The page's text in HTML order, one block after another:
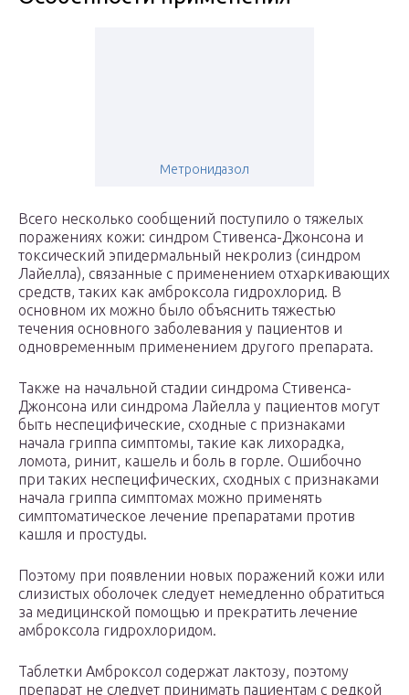
Метронидазол
Всего несколько сообщений поступило о тяжелых
поражениях кожи: синдром Стивенса-Джонсона и
токсический эпидермальный некролиз (синдром
Лайелла), связанные с применением отхаркивающих
средств, таких как амброксола гидрохлорид. В
основном их можно было объяснить тяжестью
течения основного заболевания у пациентов и
одновременным применением другого препарата.
Также на начальной стадии синдрома Стивенса-
Джонсона или синдрома Лайелла у пациентов могут
быть неспецифические, сходные с признаками
начала гриппа симптомы, такие как лихорадка,
ломота, ринит, кашель и боль в горле. Ошибочно
при таких неспецифических, сходных с признаками
начала гриппа симптомах можно применять
симптоматическое лечение препаратами против
кашля и простуды.
Поэтому при появлении новых поражений кожи или
слизистых оболочек следует немедленно обратиться
за медицинской помощью и прекратить лечение
амброксола гидрохлоридом.
Таблетки Амброксол содержат лактозу, поэтому
препарат не следует принимать пациентам с редкой